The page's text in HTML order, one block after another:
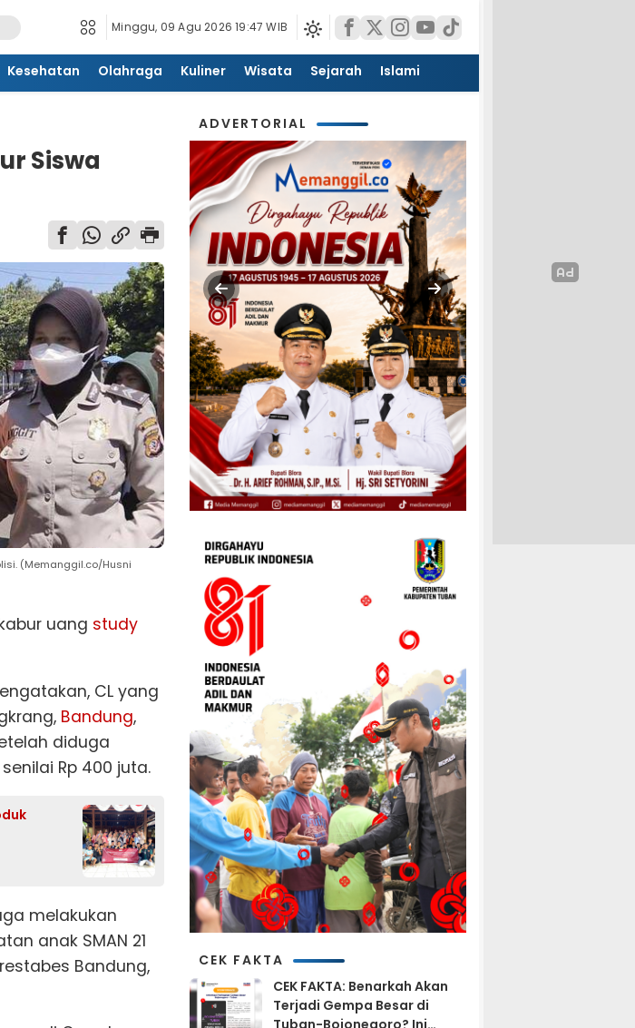
Minggu, 09 Agu 2026 19:47 WIB
Kesehatan Olahraga Kuliner Wisata Sejarah Islami
Siswa
(Memanggil.co/Husni
uang study
CL yang
Bandung,
diduga
senilai Rp 400 juta.
melakukan
anak SMAN 21
Bandung,
ADVERTORIAL
CEK FAKTA
CEK FAKTA: Benarkah Akan
Terjadi Gempa Besar di
Tuban-Bojonegoro? Ini